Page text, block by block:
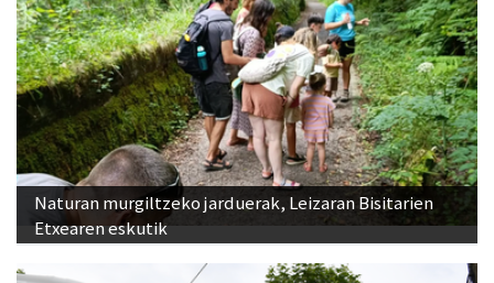
Naturan murgiltzeko jarduerak, Leizaran Bisitarien
Etxearen eskutik